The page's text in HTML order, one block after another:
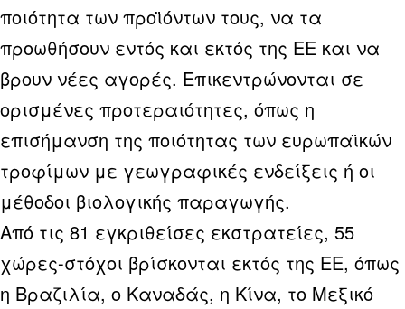
ποιότητα των προϊόντων τους, να τα
προωθήσουν εντός και εκτός της ΕΕ και να
βρουν νέες αγορές. Επικεντρώνονται σε
ορισμένες προτεραιότητες, όπως η
επισήμανση της ποιότητας των ευρωπαϊκών
τροφίμων με γεωγραφικές ενδείξεις ή οι
μέθοδοι βιολογικής παραγωγής.
Από τις 81 εγκριθείσες εκστρατείες, 55
χώρες-στόχοι βρίσκονται εκτός της ΕΕ, όπως
η Βραζιλία, ο Καναδάς, η Κίνα, το Μεξικό